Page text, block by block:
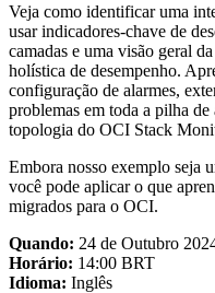
Veja como identificar uma
usar indicadores-chave de
camadas e uma visão geral
holística de desempenho.
configuração de alarmes,
problemas em toda a pilha
topologia do OCI Stack
Embora nosso exemplo seja
você pode aplicar o que
migrados para o OCI.
Quando: 24 de Outubro
Horário: 14:00 BRT
Idioma: Inglês